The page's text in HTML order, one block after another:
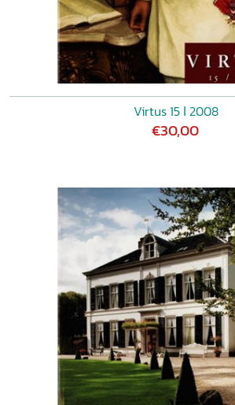
Virtus 15 ǀ 2008
€30,00